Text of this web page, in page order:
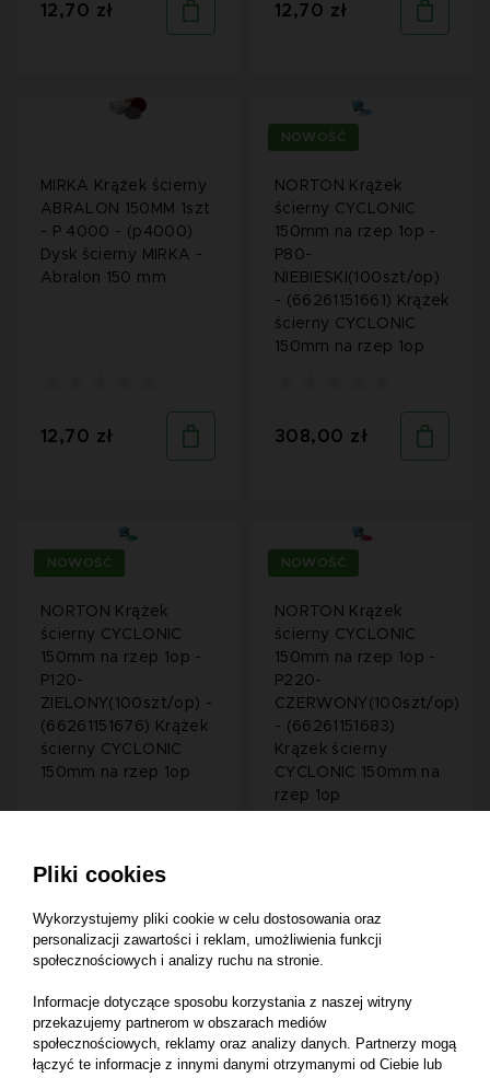
12,70 zł 12,70 zł
MIRKA Krążek ścierny
ABRALON 150MM 1szt
- P 4000 - (p4000)
Dysk ścierny MIRKA -
Abralon 150 mm
12,70 zł
NOWOŚĆ
NORTON Krążek
ścierny CYCLONIC
150mm na rzep 1op -
P80-
NIEBIESKI(100szt/op)
- (66261151661) Krążek
ścierny CYCLONIC
150mm na rzep 1op
308,00 zł
NOWOŚĆ
NORTON Krążek
ścierny CYCLONIC
150mm na rzep 1op -
P120-
ZIELONY(100szt/op) -
(66261151676) Krążek
ścierny CYCLONIC
150mm na rzep 1op
275,00 zł
NOWOŚĆ
NORTON Krążek
ścierny CYCLONIC
150mm na rzep 1op -
P220-
CZERWONY(100szt/op)
- (66261151683)
Krążek ścierny
CYCLONIC 150mm na
rzep 1op
NOWOŚĆ
NORTON Krążek
NOWOŚĆ
NORTON Krążek
Pliki cookies
Wykorzystujemy pliki cookie w celu dostosowania oraz
personalizacji zawartości i reklam, umożliwienia funkcji
społecznościowych i analizy ruchu na stronie.
Informacje dotyczące sposobu korzystania z naszej witryny
przekazujemy partnerom w obszarach mediów
społecznościowych, reklamy oraz analizy danych. Partnerzy mogą
łączyć te informacje z innymi danymi otrzymanymi od Ciebie lub